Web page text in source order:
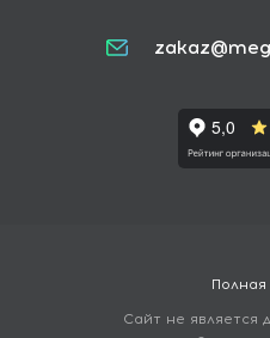
Полная
Сайт не является